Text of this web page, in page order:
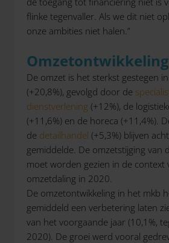
flinke tegenvaller. Als we dit niet
onze ambities niet halen.”
Omzetontwikkeling
De omzet is het sterkst gestegen
(+20,8%), gevolgd door de
dienstverlening (+12%), de
(+11,6%) en de horeca (+11,4%).
de detailhandel (+5,3%) blijven
gemiddelde. De omzetstijging van
moet worden gezien in de context
omzetdaling in 2020.
De omzetontwikkeling in het mkb
gemiddeld een verbetering laten
van het voorgaande jaar (10,1%,
2020). De groei werd vooral